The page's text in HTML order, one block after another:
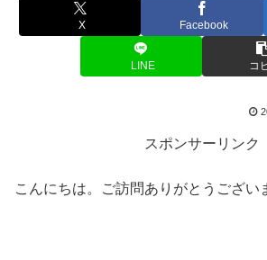
X Facebook
LINE コ
スポンサーリンク
こんにちは。ご訪問ありがとうござ